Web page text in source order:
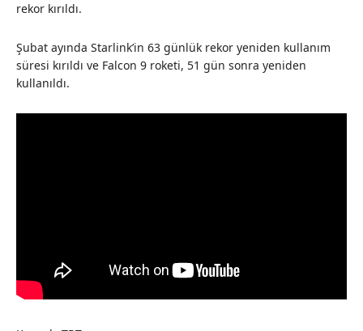
rekor kırıldı.
Şubat ayında Starlink’in 63 günlük rekor yeniden kullanım
süresi kırıldı ve Falcon 9 roketi, 51 gün sonra yeniden
kullanıldı.